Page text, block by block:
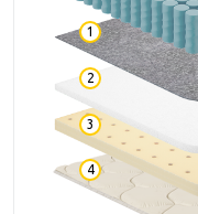
1
2
3
4